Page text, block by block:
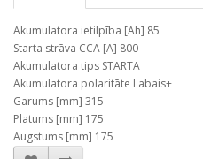
Akumulatora ietilpība [Ah] 85
Starta strāva CCA [A] 800
Akumulatora tips STARTA
Akumulatora polaritāte Labais+
Garums [mm] 315
Platums [mm] 175
Augstums [mm] 175